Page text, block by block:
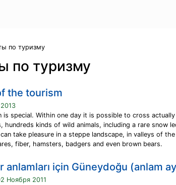
по туризму
по туризму
the tourism
is special. Within one day it is possible to cross
hundreds kinds of wild animals, including a rare
take pleasure in a steppe landscape, in valleys of
fiber, hamsters, badgers and even brown bears.
anlamları için Güneydoğu (anlam
Ноября 2011